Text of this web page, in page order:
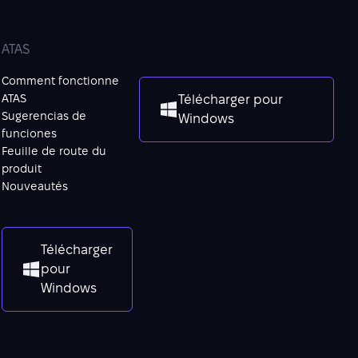
ATAS
Comment fonctionne
ATAS
Sugerencias de
funciones
Feuille de route du
produit
Nouveautés
Télécharger
pour
Windows
Télécharger pour
Windows